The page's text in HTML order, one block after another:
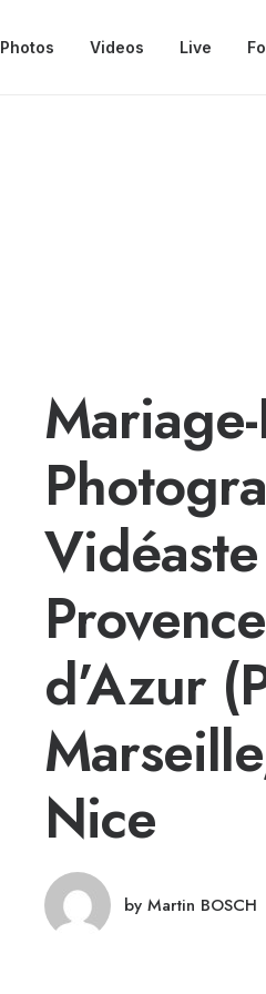
Photos Videos Live
d’Azur
Nice
by Martin BOSCH